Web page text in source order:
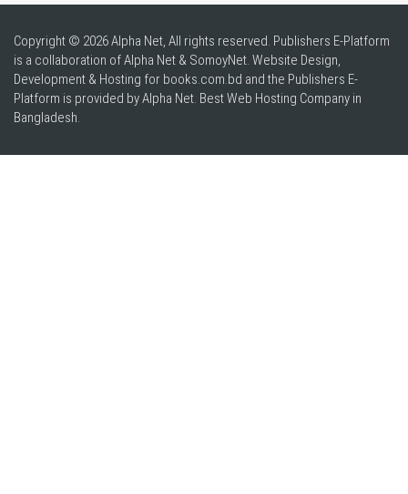
Copyright © 2026 Alpha Net, All rights reserved. Publishers E-Platform
is a collaboration of Alpha Net & SomoyNet. Website Design,
Development & Hosting for books.com.bd and the Publishers E-
Platform is provided by Alpha Net. BestWeb Hosting Company in
Bangladesh.